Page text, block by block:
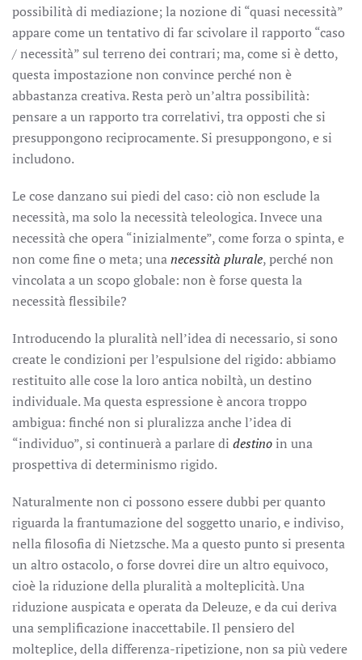
possibilità di mediazione; la nozione di “quasi necessità”
appare come un tentativo di far scivolare il rapporto “caso
/ necessità” sul terreno dei contrari; ma, come si è detto,
questa impostazione non convince perché non è
abbastanza creativa. Resta però un’altra possibilità:
pensare a un rapporto tra correlativi, tra opposti che si
presuppongono reciprocamente. Si presuppongono, e si
includono.
Le cose danzano sui piedi del caso: ciò non esclude la
necessità, ma solo la necessità teleologica. Invece una
necessità che opera “inizialmente”, come forza o spinta, e
non come fine o meta; unanecessità plurale, perché non
vincolata a un scopo globale: non è forse questa la
necessità flessibile?
Introducendo la pluralità nell’idea di necessario, si sono
create le condizioni per l’espulsione del rigido: abbiamo
restituito alle cose la loro antica nobiltà, un destino
individuale. Ma questa espressione è ancora troppo
ambigua: finché non si pluralizza anche l’idea di
“individuo”, si continuerà a parlare di destinoin una
prospettiva di determinismo rigido.
Naturalmente non ci possono essere dubbi per quanto
riguarda la frantumazione del soggetto unario, e indiviso,
nella filosofia di Nietzsche. Ma a questo punto si presenta
un altro ostacolo, o forse dovrei dire un altro equivoco,
cioè la riduzione della pluralità a molteplicità. Una
riduzione auspicata e operata da Deleuze, e da cui deriva
una semplificazione inaccettabile. Il pensiero del
molteplice, della differenza-ripetizione, non sa più vedere